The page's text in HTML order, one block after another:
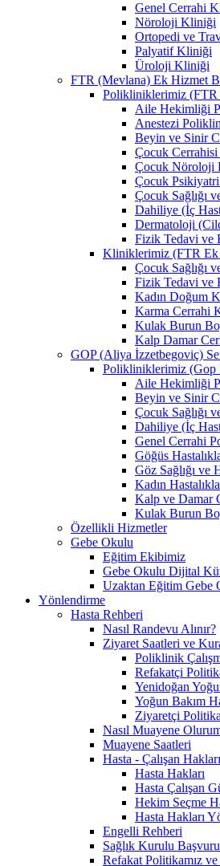
Genel Cerrahi
Nöroloji Kliniği
Ortopedi ve
Palyatif Kliniği
Üroloji Kliniği
FTR (Mevlana) Ek Hizmet
Polikliniklerimiz
Aile Hekimliği
Anestezi
Beyin ve Sinir
Çocuk
Çocuk Nöroloji
Çocuk
Çocuk Sağlığı
Dahiliye (İç
Dermatoloji
Fizik Tedavi ve
Kliniklerimiz (FTR
Çocuk Sağlığı
Fizik Tedavi ve
Kadın Doğum
Karma Cerrahi
Kulak Burun
Kalp Damar
GOP (Aliya İzzetbegoviç)
Polikliniklerimiz (Gop
Aile Hekimliği
Beyin ve Sinir
Çocuk Sağlığı
Dahiliye (İç
Genel Cerrahi
Göğüs
Göz Sağlığı ve
Kadın
Kalp ve Damar
Kulak Burun
Özellikli Hizmetler
Gebe Okulu
Eğitim Ekibimiz
Gebe Okulu Dijital
Uzaktan Eğitim Gebe
Yönlendirme
Hasta Rehberi
Nasıl Randevu Alınır?
Ziyaret Saatleri ve
Poliklinik
Refakatçi
Yenidoğan
Yoğun Bakım
Ziyaretçi
Nasıl Muayene
Muayene Saatleri
Hasta - Çalışan
Hasta Hakları
Hasta Çalışan
Hekim Seçme
Hasta Hakları
Engelli Rehberi
Sağlık Kurulu
Refakat Politikamız